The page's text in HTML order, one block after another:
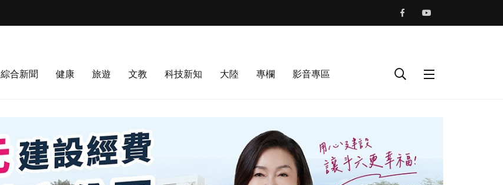
綜合新聞 健康 旅遊 文教 科技新知 大陸 專欄 影音專區